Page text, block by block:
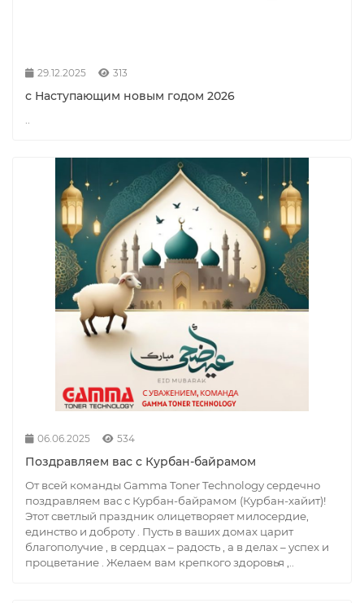
29.12.2025 313
с Наступающим новым годом 2026
..
06.06.2025 534
Поздравляем вас с Курбан-байрамом
От всей команды Gamma Toner Technology сердечно
поздравляем вас с Курбан-байрамом (Курбан-хайит)!
Этот светлый праздник олицетворяет милосердие,
единство и доброту . Пусть в ваших домах царит
благополучие , в сердцах – радость , а в делах – успех и
процветание . Желаем вам крепкого здоровья ,..